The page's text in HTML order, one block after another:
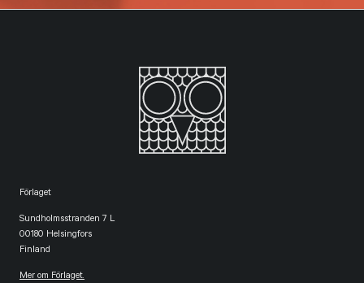
Förlaget
Sundholmsstranden 7 L
00180 Helsingfors
Finland
Mer om Förlaget.